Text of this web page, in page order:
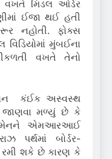
વખતે મિડલ ઓર્ડર
ઈજા થઈ હતી
નહોતી. ફોક્સ
વિડિયોમાં મુંબઈના
વખતે તેનો
કંઈક અસ્વસ્થ
જાણવા મળ્યું છે કે
એમઆરઆઈ
પર્થમાં બોર્ડર-
રમી શકે છે કારણ કે